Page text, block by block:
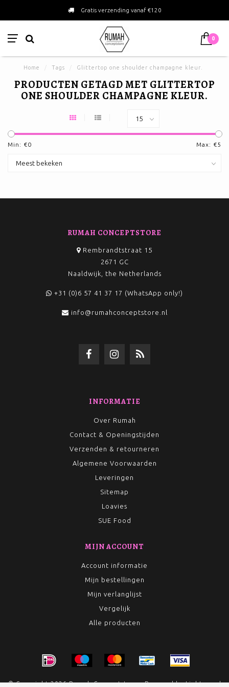
Gratis verzending vanaf €120
0
Home Tags Glittertop one shoulder champagne kleur.
PRODUCTEN GETAGD MET GLITTERTOP
ONE SHOULDER CHAMPAGNE KLEUR.
Min: €0 Max: €5
RUMAH CONCEPTSTORE
Rembrandtstraat 15
2671 GC
Naaldwijk, the Netherlands
+31 (0)6 57 41 37 17 (WhatsApp only!)
info@rumahconceptstore.nl
INFORMATIE
Over Rumah
Contact & Openingstijden
Verzenden & retourneren
Algemene Voorwaarden
Leveringen
Sitemap
Loavies
SUE Food
MIJN ACCOUNT
Account informatie
Mijn bestellingen
Mijn verlanglijst
Vergelijk
Alle producten
© Copyright 2026 Rumah Conceptstore - Powered byLightspeed